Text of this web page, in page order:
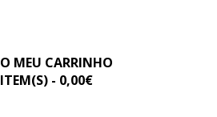
O MEU CARRINHO
ITEM(S) - 0,00€